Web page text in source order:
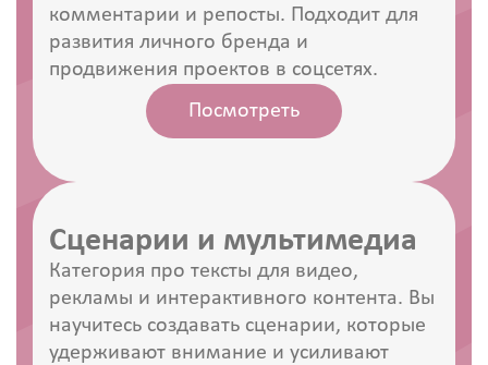
комментарии и репосты. Подходит для
развития личного бренда и
продвижения проектов в соцсетях.
Посмотреть
Сценарии и мультимедиа
Категория про тексты для видео,
рекламы и интерактивного контента. Вы
научитесь создавать сценарии, которые
удерживают внимание и усиливают